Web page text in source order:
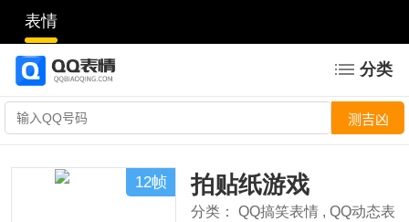
表情
分类
12帧 拍贴纸游戏
分类： QQ搞笑表情 , QQ动态表